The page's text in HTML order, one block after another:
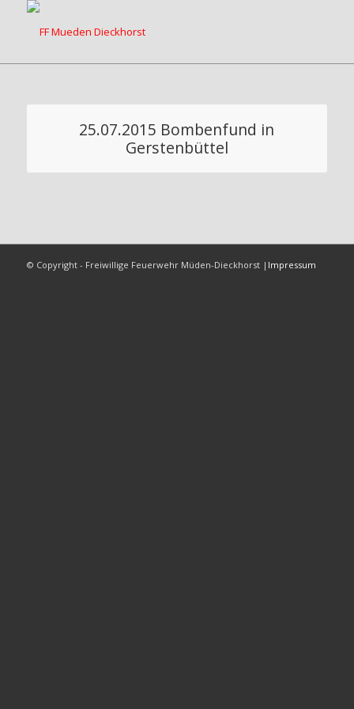
25.07.2015 Bombenfund in
Gerstenbüttel
© Copyright - Freiwillige Feuerwehr Müden-Dieckhorst | Impressum